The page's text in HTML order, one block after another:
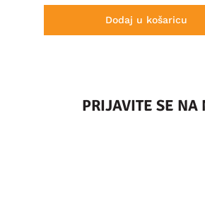
Dodaj u košaricu
PRIJAVITE SE NA